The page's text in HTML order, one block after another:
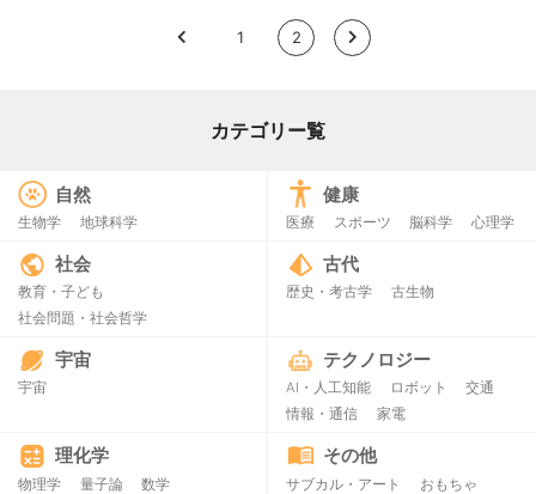
< 1 2 >
カテゴリー覧
自然
生物学 地球科学
健康
医療 スポーツ 脳科学 心理学
社会
教育・子ども
社会問題・社会哲学
古代
歴史・考古学 古生物
宇宙
宇宙
テクノロジー
AI・人工知能 ロボット
交通
情報・通信
家電
理化学
物理学 量子論 数学
その他
サブカル・アート
おもちゃ